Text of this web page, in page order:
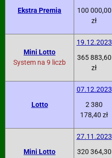
Ekstra Premia
100 000,00
zł
Mini Lotto
System na 9 liczb
19.12.2023
365 883,60
zł
Lotto
07.12.2023
2 380
178,40 zł
Mini Lotto
27.11.2023
320 364,30